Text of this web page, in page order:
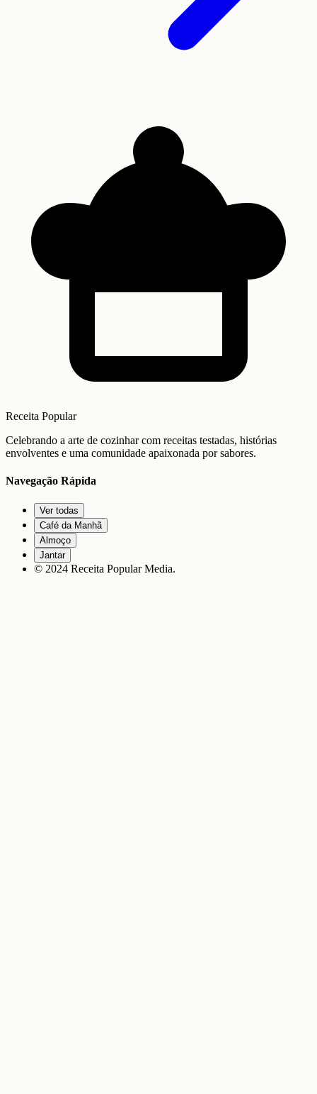
Receita Popular
Celebrando a arte de cozinhar com receitas testadas, histórias
envolventes e uma comunidade apaixonada por sabores.
Navegação Rápida
Ver todas
Café da Manhã
Almoço
Jantar
© 2024 Receita Popular Media.